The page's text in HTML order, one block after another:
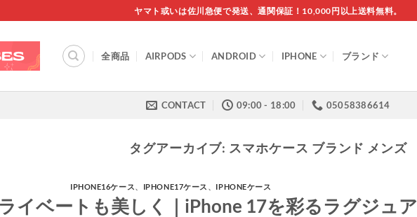
ヤマト或いは佐川急便で発送、通関保証！10,000円以上送料無料。
全商品 AIRPODS ANDROID IPHONE ブランド
CONTACT 09:00 - 18:00 05058386614
タグアーカイブ: スマホケース ブランド メンズ
IPHONE16ケース、 IPHONE17ケース 、 IPHONEケース
イベートも美しく｜iPhone 17を彩るラグジュア